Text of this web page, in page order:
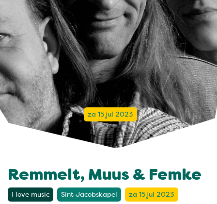
za 15 jul 2023
Remmelt, Muus & Femke
I love music Sint Jacobskapel za 15 jul 2023